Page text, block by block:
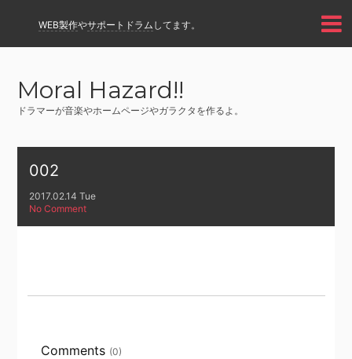
WEB製作やサポートドラム してます。
Moral Hazard!!
ドラマーが音楽やホームページやガラクタを作るよ。
002
2017.02.14 Tue
No Comment
Comments (0)